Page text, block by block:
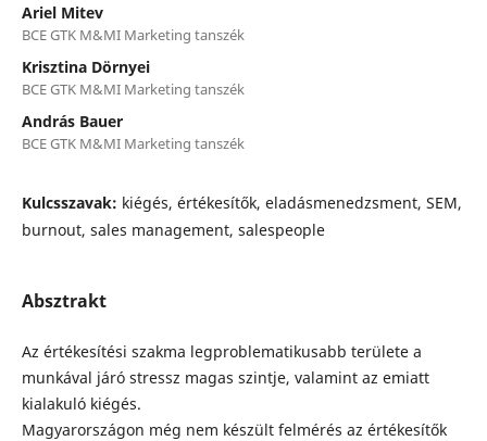
Ariel Mitev
BCE GTK M&MI Marketing tanszék
Krisztina Dörnyei
BCE GTK M&MI Marketing tanszék
András Bauer
BCE GTK M&MI Marketing tanszék
Kulcsszavak: kiégés, értékesítők, eladásmenedzsment, SEM,
burnout, sales management, salespeople
Absztrakt
Az értékesítési szakma legproblematikusabb területe a
munkával járó stressz magas szintje, valamint az emiatt
kialakuló kiégés.
Magyarországon még nem készült felmérés az értékesítők